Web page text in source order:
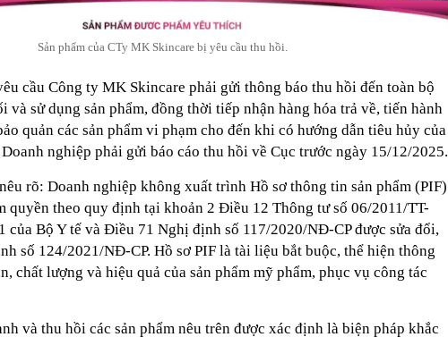
Sản phẩm của CTy MK Skincare bị yêu cầu thu hồi.
cầu Công ty MK Skincare phải gửi thông báo thu hồi đến toàn bộ
và sử dụng sản phẩm, đồng thời tiếp nhận hàng hóa trả về, tiến hành
quản các sản phẩm vi phạm cho đến khi có hướng dẫn tiêu hủy của
nghiệp phải gửi báo cáo thu hồi về Cục trước ngày 15/12/2025.
rõ: Doanh nghiệp không xuất trình Hồ sơ thông tin sản phẩm (PIF)
quyền theo quy định tại khoản 2 Điều 12 Thông tư số 06/2011/TT-
của Bộ Y tế và Điều 71 Nghị định số 117/2020/NĐ-CP được sửa đổi,
số 124/2021/NĐ-CP. Hồ sơ PIF là tài liệu bắt buộc, thể hiện thông
chất lượng và hiệu quả của sản phẩm mỹ phẩm, phục vụ công tác
và thu hồi các sản phẩm nêu trên được xác định là biện pháp khắc